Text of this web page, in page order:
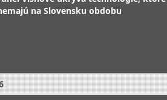
na Slovensku obdobu